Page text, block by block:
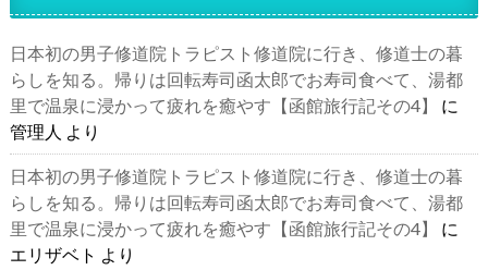
日本初の男子修道院トラピスト修道院に行き、修道士の暮
らしを知る。帰りは回転寿司函太郎でお寿司食べて、湯都
里で温泉に浸かって疲れを癒やす【函館旅行記その4】
に
管理人 より
日本初の男子修道院トラピスト修道院に行き、修道士の暮
らしを知る。帰りは回転寿司函太郎でお寿司食べて、湯都
里で温泉に浸かって疲れを癒やす【函館旅行記その4】
に
エリザベト より